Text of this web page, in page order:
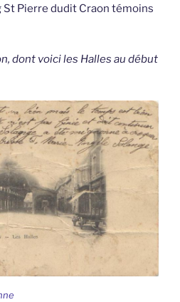
Pierre dudit Craon témoins
dont voici les Halles au début